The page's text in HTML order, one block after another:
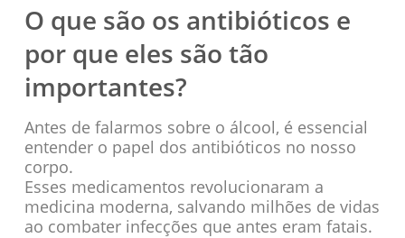
O que são os antibióticos e
por que eles são tão
importantes?
Antes de falarmos sobre o álcool, é essencial
entender o papel dos antibióticos no nosso
corpo.
Esses medicamentos revolucionaram a
medicina moderna, salvando milhões de vidas
ao combater infecções que antes eram fatais.